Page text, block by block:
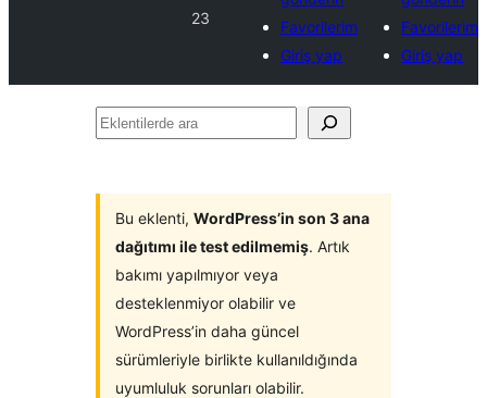
23
Favorilerim
Giriş yap
Favorilerim
Giriş yap
Eklentilerde
Bu eklenti, WordPress’in son 3 ana
dağıtımı ile test edilmemiş. Artık
bakımı yapılmıyor veya
desteklenmiyor olabilir ve
WordPress’in daha güncel
sürümleriyle birlikte kullanıldığında
uyumluluk sorunları olabilir.